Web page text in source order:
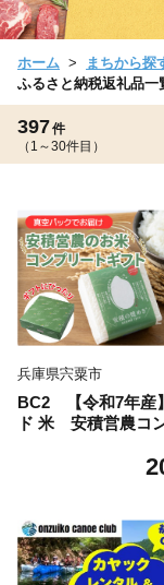
ホーム まちから探
ふるさと納税返礼品一
397件
（1～30件目）
兵庫県宍粟市
BC2 【令和7年産
ド 米 安積営農コ
セット コシヒカリ